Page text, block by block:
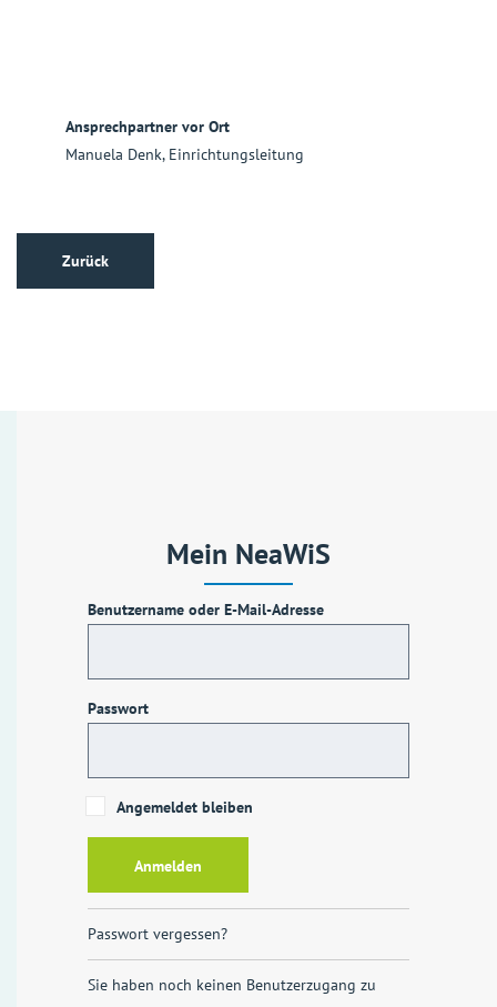
Ansprechpartner vor Ort
Manuela Denk, Einrichtungsleitung
Zurück
Mein NeaWiS
Benutzername oder E-Mail-Adresse
Passwort
Angemeldet bleiben
Passwort vergessen?
Sie haben noch keinen Benutzerzugang zu